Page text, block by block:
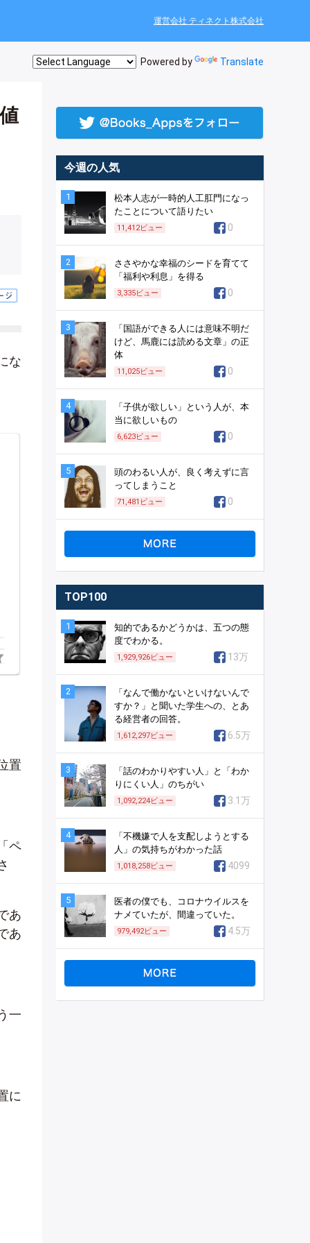
運営会社 ティネクト株式会社
Powered by Translate
な
置
ペ
あ
あ
一
に
今週の人気
1
松本人志が一時的人工肛門になっ
たことについて語りたい
11,412ビュー 0
2
ささやかな幸福のシードを育てて
「福利や利息」を得る
3,335ビュー 0
3
「国語ができる人には意味不明だ
けど、馬鹿には読める文章」の正
体
11,025ビュー 0
4
「子供が欲しい」という人が、本
当に欲しいもの
6,623ビュー 0
5
頭のわるい人が、良く考えずに言
ってしまうこと
71,481 ビュー 0
TOP100
1
知的であるかどうかは、五つの態
度でわかる。
1,929,926ビュー 13万
2
「なんで働かないといけないんで
すか？」と聞いた学生への、とあ
る経営者の回答。
1,612,297ビュー 6.5万
3
「話のわかりやすい人」と「わか
りにくい人」のちがい
1,092,224ビュー 3.1万
4
「不機嫌で人を支配しようとする
人」の気持ちがわかった話
1,018,258ビュー 4099
5
医者の僕でも、コロナウイルスを
ナメていたが、間違っていた。
979,492ビュー 4.5万